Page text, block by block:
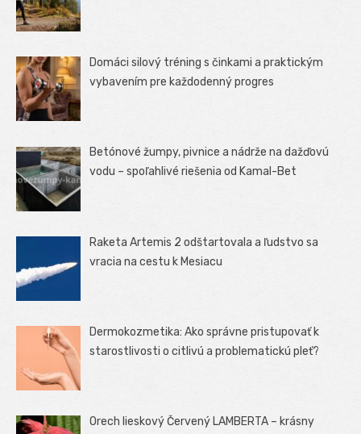
Domáci silový tréning s činkami a praktickým
vybavením pre každodenný progres
Betónové žumpy, pivnice a nádrže na dažďovú
vodu – spoľahlivé riešenia od Kamal-Bet
Raketa Artemis 2 odštartovala a ľudstvo sa
vracia na cestu k Mesiacu
Dermokozmetika: Ako správne pristupovať k
starostlivosti o citlivú a problematickú pleť?
Orech lieskový Červený LAMBERTA – krásny